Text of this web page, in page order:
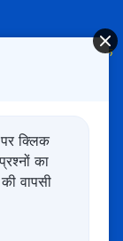
चाहते हैं?
और अधिक
क्लिक
का
वापसी